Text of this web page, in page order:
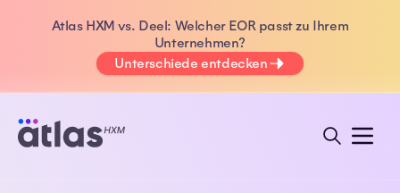
Atlas HXM vs. Deel: Welcher EOR passt zu Ihrem
Unternehmen?
Unterschiede entdecken